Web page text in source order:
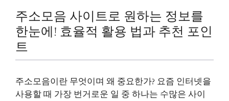
주소모음 사이트로 원하는 정보를
한눈에! 효율적 활용 법과 추천 포인
트
주소모음이란 무엇이며 왜 중요한가? 요즘 인터넷을
사용할 때 가장 번거로운 일 중 하나는 수많은 사이